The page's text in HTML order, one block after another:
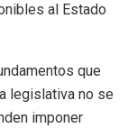
al Estado
que
legislativa no se
imponer